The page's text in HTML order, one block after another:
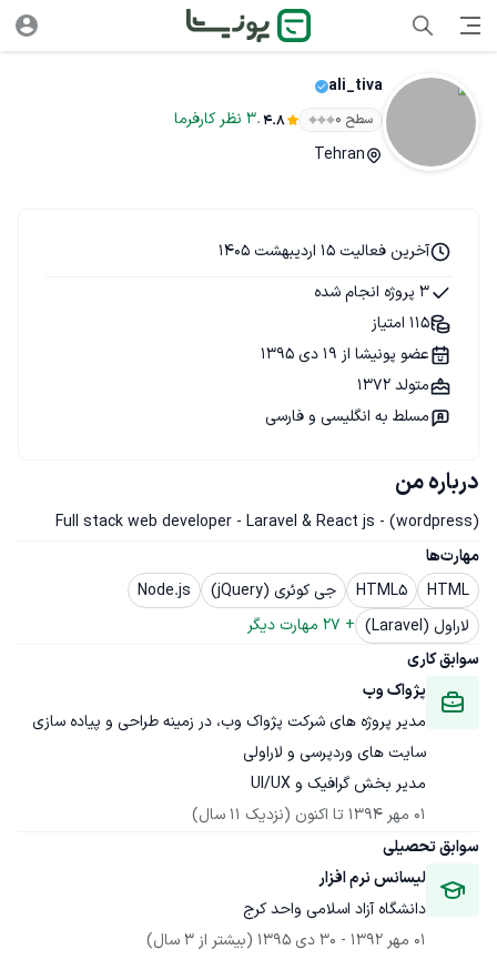
ali_tiva
سطح ۰ 4.8
.
3 نظر کارفرما
Tehran
درباره من
Full stack web developer - Laravel & React js - (wordpress)
مهارت‌ها
HTML
HTML5 جی کوئری (jQuery)
Node.js
لاراول (Laravel)
+
27 مهارت دیگر
سوابق کاری
پژواک وب
مدیر پروژه های شرکت پژواک وب، در زمینه طراحی و پیاده سازی
مدیر بخش گرافیک و UI/UX
01 مهر 1394
تا اکنون (نزدیک 11 سال)
سوابق تحصیلی
لیسانس نرم افزار
دانشگاه آزاد اسلامی واحد کرج
01 مهر 1392
- 30 دی 1395 (بیشتر از 3 سال)
آخرین فعالیت 15 اردیبهشت 1405
3 پروژه انجام شده
115 امتیاز
عضو پونیشا از 19 دی 1395
متولد 1372
مسلط به انگلیسی و فارسی